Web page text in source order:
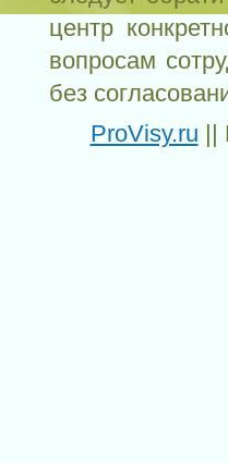
центр
вопросам
без
ProVisy.ru ||